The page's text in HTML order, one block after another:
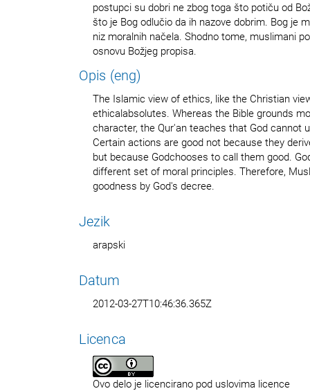
postupci su dobri ne zbog toga što potiču od
što je Bog odlučio da ih nazove dobrim. Bog je
niz moralnih načela. Shodno tome, muslimani
osnovu Božjeg propisa.
Opis (eng)
The Islamic view of ethics, like the Christian
ethicalabsolutes. Whereas the Bible grounds
character, the Qur'an teaches that God cannot
Certain actions are good not because they
but because Godchooses to call them good.
different set of moral principles. Therefore,
goodness by God's decree.
Jezik
arapski
Datum
2012-03-27T10:46:36.365Z
Licenca
Ovo delo je licencirano pod uslovima licence